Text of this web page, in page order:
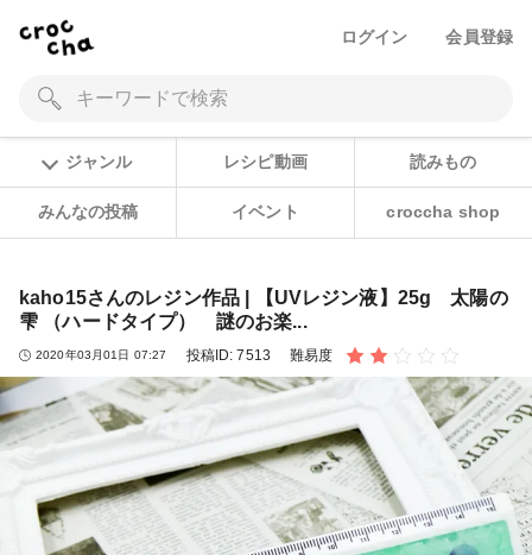
ログイン 会員登録
ジャンル レシピ動画 読みもの
みんなの投稿 イベント croccha shop
kaho15さんのレジン作品 | 【UVレジン液】25g 太陽の
雫 （ハードタイプ） 謎のお楽...
2020年03月01日 07:27 投稿ID:7513 難易度